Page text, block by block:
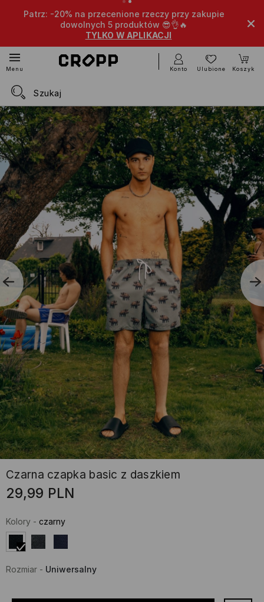
Patrz: -20% na przecenione rzeczy przy zakupie
dowolnych 5 produktów 😎👌🔥
TYLKO W APLIKACJI
Menu Konto Ulubione Koszyk
Czarna czapka basic z daszkiem
29,99 PLN
Kolory - czarny
Rozmiar - Uniwersalny